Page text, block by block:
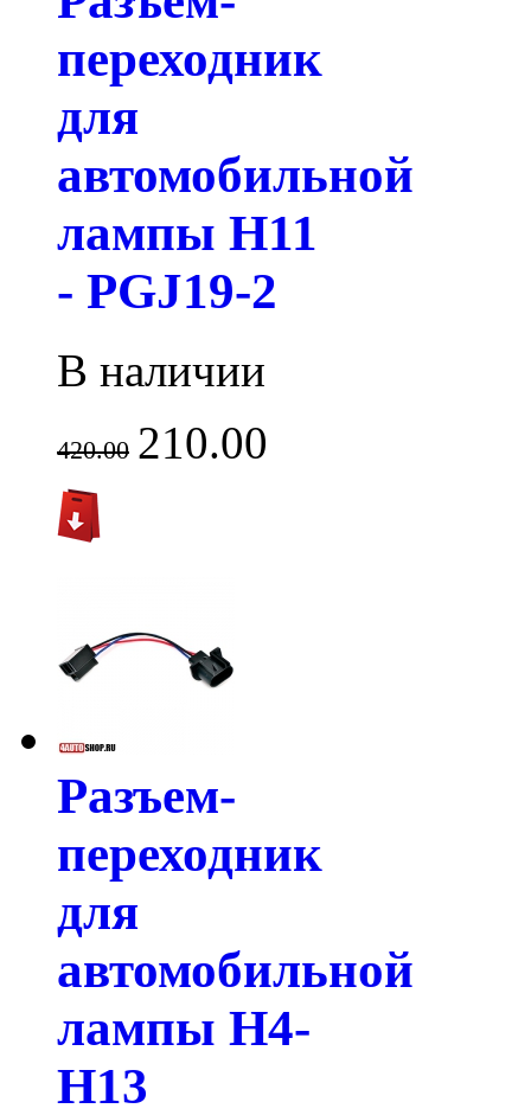
переходник
для
автомобильной
лампы H11
- PGJ19-2
В наличии
420.00 210.00
Разъем-
переходник
для
автомобильной
лампы H4-
H13